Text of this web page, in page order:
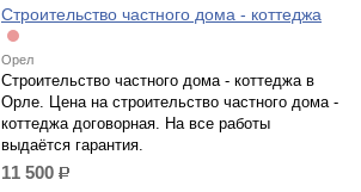
Строительство частного дома - коттеджа
Орел
Строительство частного дома - коттеджа в
Орле. Цена на строительство частного дома -
коттеджа договорная. На все работы
выдаётся гарантия.
11 500 р.